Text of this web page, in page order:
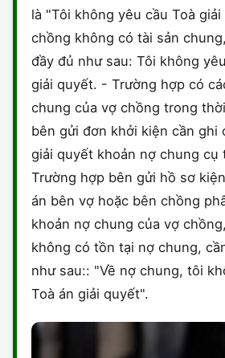
là "Tôi không yêu cầu Toà
chồng không có tài sản
đầy đủ như sau: Tôi không
giải quyết. - Trường hợp có
chung của vợ chồng trong
bên gửi đơn khởi kiện cần ghi
giải quyết khoản nợ chung cụ
Trường hợp bên gửi hồ sơ
án bên vợ hoặc bên chồng
khoản nợ chung của vợ
không có tồn tại nợ chung,
như sau:: "Về nợ chung, tôi
Toà án giải quyết".